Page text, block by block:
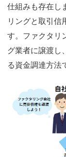
仕組みも存在し
リングと取引信
す。ファクタリ
グ業者に譲渡し
る資金調達方法